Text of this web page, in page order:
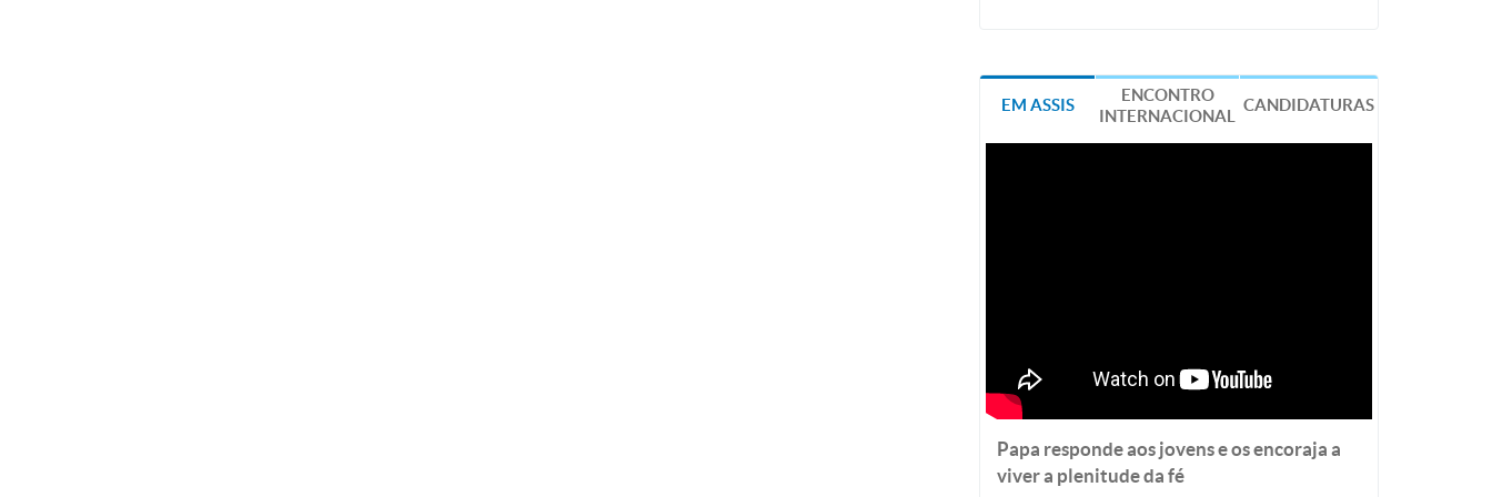
EM ASSIS
ENCONTRO
INTERNACIONAL
CANDIDATURAS
Papa responde aos jovens e os encoraja a
viver a plenitude da fé